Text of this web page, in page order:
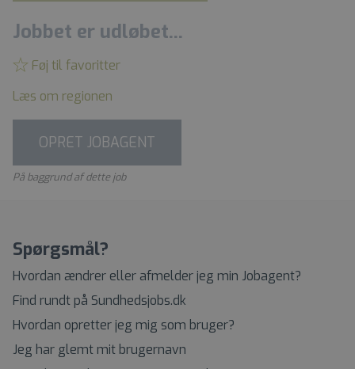
Jobbet er udløbet...
Føj til favoritter
Læs om regionen
OPRET JOBAGENT
På baggrund af dette job
Spørgsmål?
Hvordan ændrer eller afmelder jeg min Jobagent?
Find rundt på Sundhedsjobs.dk
Hvordan opretter jeg mig som bruger?
Jeg har glemt mit brugernavn